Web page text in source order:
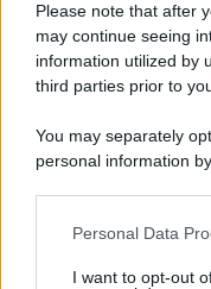
Please note that after
may continue seeing
information utilized by
third parties prior to
You may separately
personal information
This information may
Personal Data
I want to opt-out
ISCRIZIONE AL